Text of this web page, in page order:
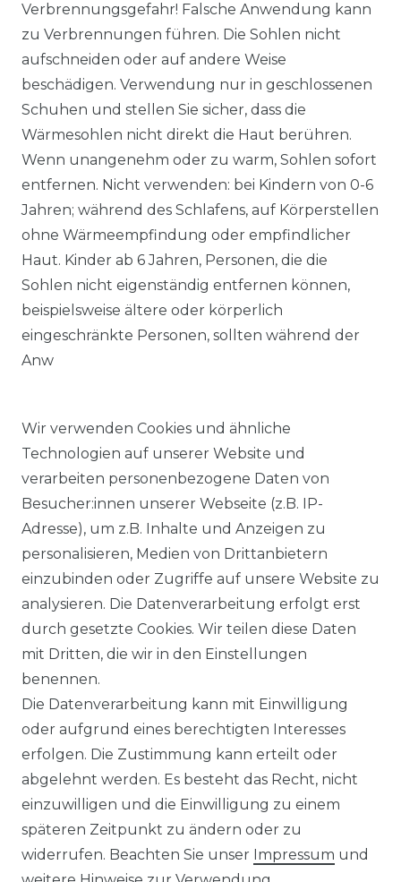
Verbrennungsgefahr! Falsche Anwendung kann
zu Verbrennungen führen. Die Sohlen nicht
aufschneiden oder auf andere Weise
beschädigen. Verwendung nur in geschlossenen
Schuhen und stellen Sie sicher, dass die
Wärmesohlen nicht direkt die Haut berühren.
Wenn unangenehm oder zu warm, Sohlen sofort
entfernen. Nicht verwenden: bei Kindern von 0-6
Jahren; während des Schlafens, auf Körperstellen
ohne Wärmeempfindung oder empfindlicher
Haut. Kinder ab 6 Jahren, Personen, die die
Sohlen nicht eigenständig entfernen können,
beispielsweise ältere oder körperlich
eingeschränkte Personen, sollten während der
Anw
KOSTENLOSER & SCHNELLER VERSAND
LIEFERZEIT ETWA 1 BIS 3 WERKTAGE
14 TAGE RÜCKGABERECHT
Laro-Shop.de
06233-7705680
info@laro-shop.de
Montag - Freitag, 09:00 - 17:00
Wir verwenden Cookies und ähnliche
Technologien auf unserer Website und
verarbeiten personenbezogene Daten von
Besucher:innen unserer Webseite (z.B. IP-
Adresse), um z.B. Inhalte und Anzeigen zu
personalisieren, Medien von Drittanbietern
einzubinden oder Zugriffe auf unsere Website zu
analysieren. Die Datenverarbeitung erfolgt erst
durch gesetzte Cookies. Wir teilen diese Daten
mit Dritten, die wir in den Einstellungen
benennen.
Die Datenverarbeitung kann mit Einwilligung
oder aufgrund eines berechtigten Interesses
erfolgen. Die Zustimmung kann erteilt oder
abgelehnt werden. Es besteht das Recht, nicht
einzuwilligen und die Einwilligung zu einem
späteren Zeitpunkt zu ändern oder zu
widerrufen. Beachten Sie unser Impressum und